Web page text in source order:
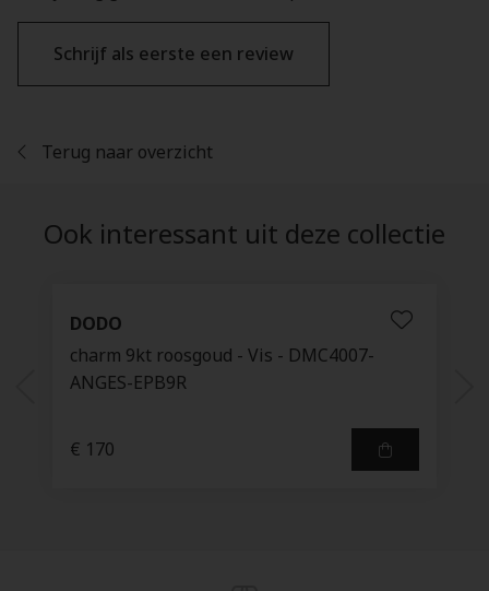
Schrijf als eerste een review
Terug naar overzicht
Ook interessant uit deze collectie
DODO
charm 9kt roosgoud - Vis - DMC4007-
ANGES-EPB9R
€ 170